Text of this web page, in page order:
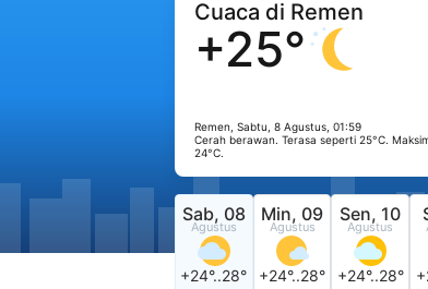
Cuaca di Remen
+25°
Remen, Sabtu, 8 Agustus, 01:59
Cerah berawan. Terasa seperti 25°C.
24°C.
Sab, 08
Agustus
+24°..28°
Min, 09
Agustus
+24°..28°
Sen, 10
Agustus
+24°..28°